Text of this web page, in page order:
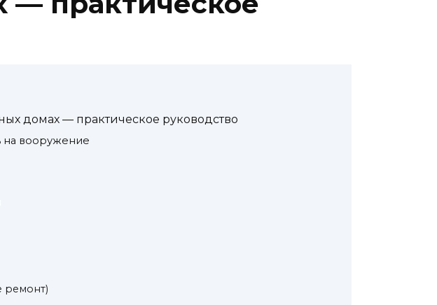
домах — практическое руководство
на вооружение
ремонт)